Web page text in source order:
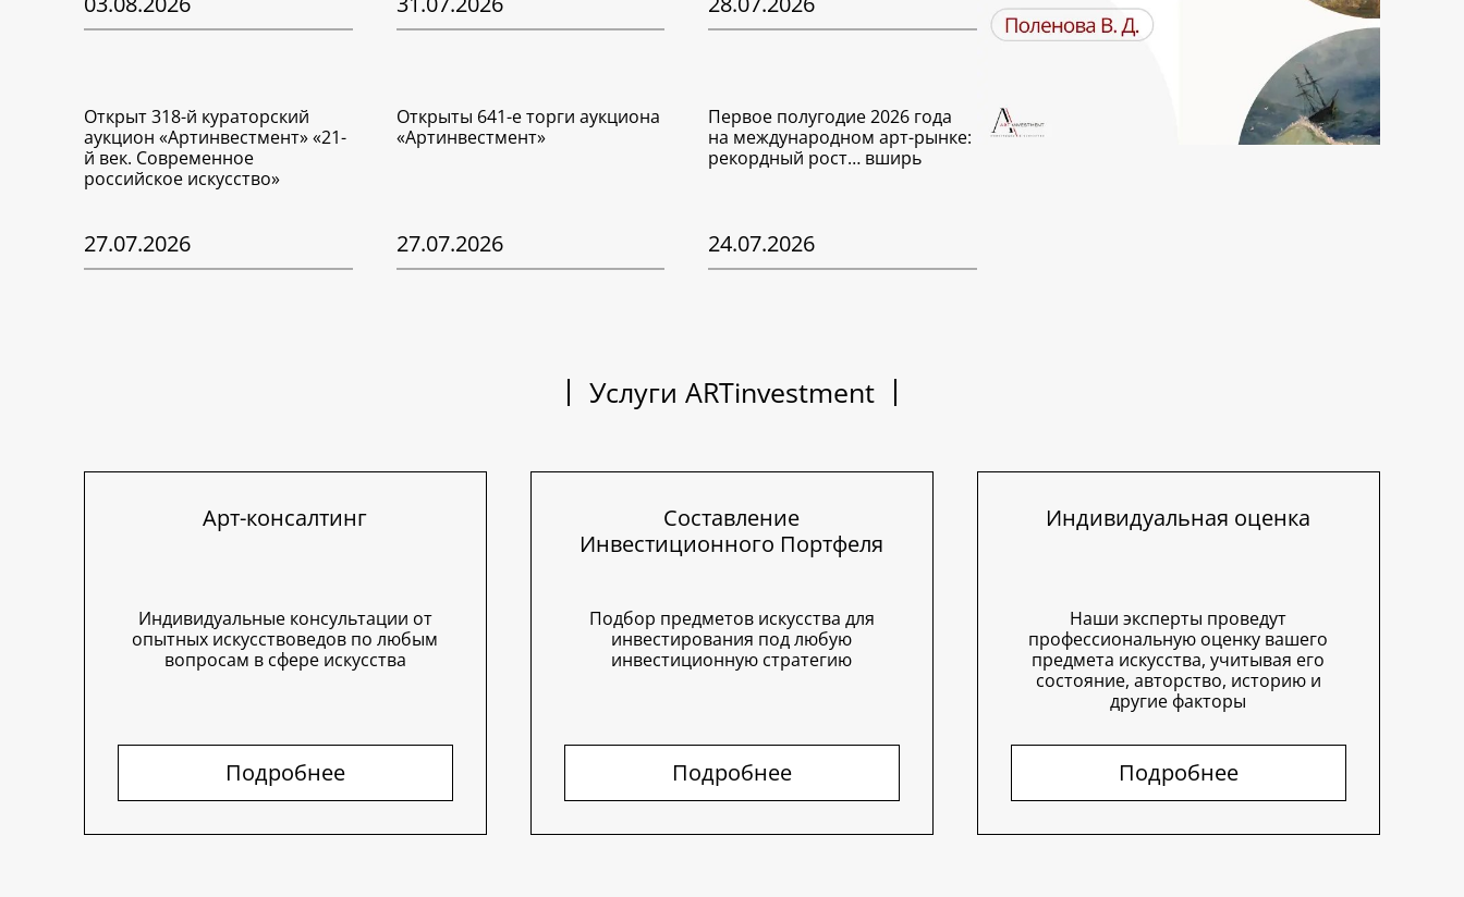
Открыт 318-й кураторский
аукцион «Артинвестмент» «21-
й век. Современное
российское искусство»
27.07.2026
Открыты 641-е торги аукциона
«Артинвестмент»
27.07.2026
Первое полугодие 2026 года
на международном арт-рынке:
рекордный рост… вширь
24.07.2026
Услуги ARTinvestment
Арт-консалтинг
Индивидуальные консультации от
опытных искусствоведов по любым
вопросам в сфере искусства
Подробнее
Составление
Инвестиционного Портфеля
Подбор предметов искусства для
инвестирования под любую
инвестиционную стратегию
Подробнее
Индивидуальная оценка
Наши эксперты проведут
профессиональную оценку вашего
предмета искусства, учитывая его
состояние, авторство, историю и
другие факторы
Подробнее